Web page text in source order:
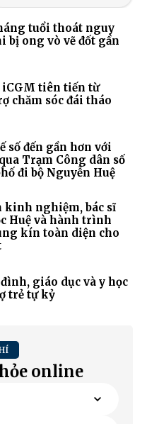
tuổi thoát nguy
bị ong vò vẽ đốt gần
tiên tiến từ
chăm sóc đái tháo
số đến gần hơn với
Trạm Công dân số
đi bộ Nguyễn Huệ
kinh nghiệm, bác sĩ
Huệ và hành trình
kín toàn diện cho
giáo dục và y học
trẻ tự kỷ
online